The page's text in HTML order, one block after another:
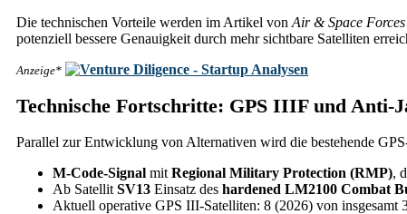
Die technischen Vorteile werden im Artikel von Air & Space
potenziell bessere Genauigkeit durch mehr sichtbare Satelliten
Anzeige*
Technische Fortschritte: GPS IIIF und Anti-
Parallel zur Entwicklung von Alternativen wird die bestehende
M-Code-Signal mit Regional Military Protection (RMP),
Ab Satellit SV13 Einsatz des hardened LM2100 Combat
Aktuell operative GPS III-Satelliten: 8 (2026) von insgesamt